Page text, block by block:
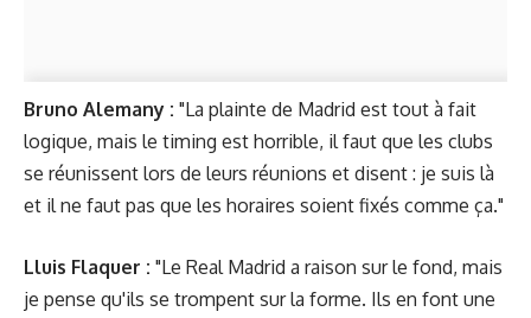
Bruno Alemany : "La plainte de Madrid est tout à fait
logique, mais le timing est horrible, il faut que les clubs
se réunissent lors de leurs réunions et disent : je suis là
et il ne faut pas que les horaires soient fixés comme ça."
Lluis Flaquer : "Le Real Madrid a raison sur le fond, mais
je pense qu'ils se trompent sur la forme. Ils en font une